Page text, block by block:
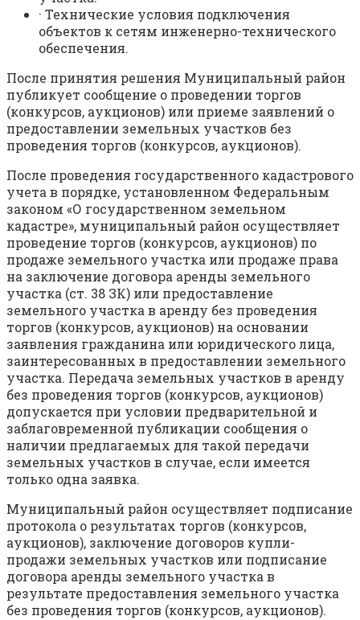
· Технические условия подключения
объектов к сетям инженерно-технического
обеспечения.
После принятия решения Муниципальный район
публикует сообщение о проведении торгов
(конкурсов, аукционов) или приеме заявлений о
предоставлении земельных участков без
проведения торгов (конкурсов, аукционов).
После проведения государственного кадастрового
учета в порядке, установленном Федеральным
законом «О государственном земельном
кадастре», муниципальный район осуществляет
проведение торгов (конкурсов, аукционов) по
продаже земельного участка или продаже права
на заключение договора аренды земельного
участка (ст. 38 ЗК) или предоставление
земельного участка в аренду без проведения
торгов (конкурсов, аукционов) на основании
заявления гражданина или юридического лица,
заинтересованных в предоставлении земельного
участка. Передача земельных участков в аренду
без проведения торгов (конкурсов, аукционов)
допускается при условии предварительной и
заблаговременной публикации сообщения о
наличии предлагаемых для такой передачи
земельных участков в случае, если имеется
только одна заявка.
Муниципальный район осуществляет подписание
протокола о результатах торгов (конкурсов,
аукционов), заключение договоров купли-
продажи земельных участков или подписание
договора аренды земельного участка в
результате предоставления земельного участка
без проведения торгов (конкурсов, аукционов).